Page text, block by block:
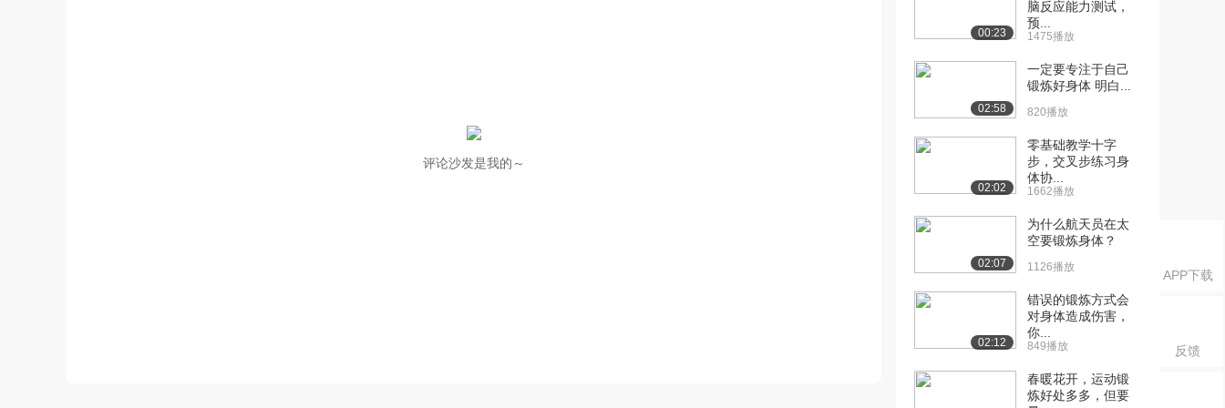
APP下载
反馈
评论沙发是我的～
00:23
脑反应能力测试，
预...
1475播放
02:58
一定要专注于自己
锻炼好身体 明白...
820播放
02:02
零基础教学十字
步，交叉步练习身
体协...
1662播放
02:07
为什么航天员在太
空要锻炼身体？
1126播放
02:12
错误的锻炼方式会
对身体造成伤害，
你...
849播放
春暖花开，运动锻
炼好处多多，但要